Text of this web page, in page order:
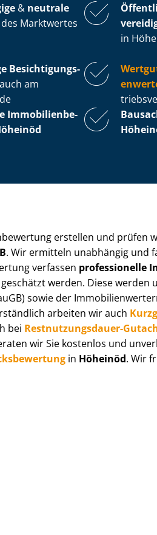
& neutrale
Marktwertes
in
Be­sich­ti­gungs­
am
Im­mo­bi­li­en­be­
erstellen und prüfen
. Wir ermitteln unabhängig und
verfassen professionelle
werden. Diese werden
sowie der
arbeiten wir auch
bei Rest­nut­zungs­dau­er-
wir Sie kostenlos und
in Höheinöd. Wir